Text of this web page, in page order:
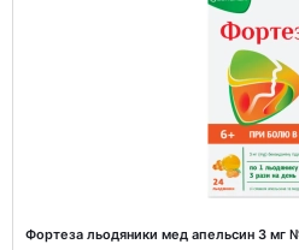
Фортеза льодяники мед апельсин 3 мг